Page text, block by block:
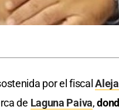
por el fiscal
de Laguna Paiva,